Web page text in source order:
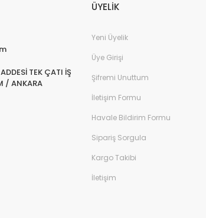
TEK ÇATI İŞ
/ ANKARA
ÜYELİK
Yeni Üyelik
Üye Girişi
Şifremi Unuttum
İletişim Formu
Havale Bildirim Formu
Sipariş Sorgula
Kargo Takibi
İletişim